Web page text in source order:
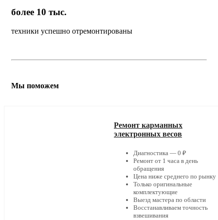
более 10 тыс.
техники успешно отремонтированы
Мы поможем
Ремонт карманных
электронных весов
Диагностика — 0 ₽
Ремонт от 1 часа в день
обращения
Цена ниже среднего по рынку
Только оригинальные
комплектующие
Выезд мастера по области
Восстанавливаем точность
взвешивания